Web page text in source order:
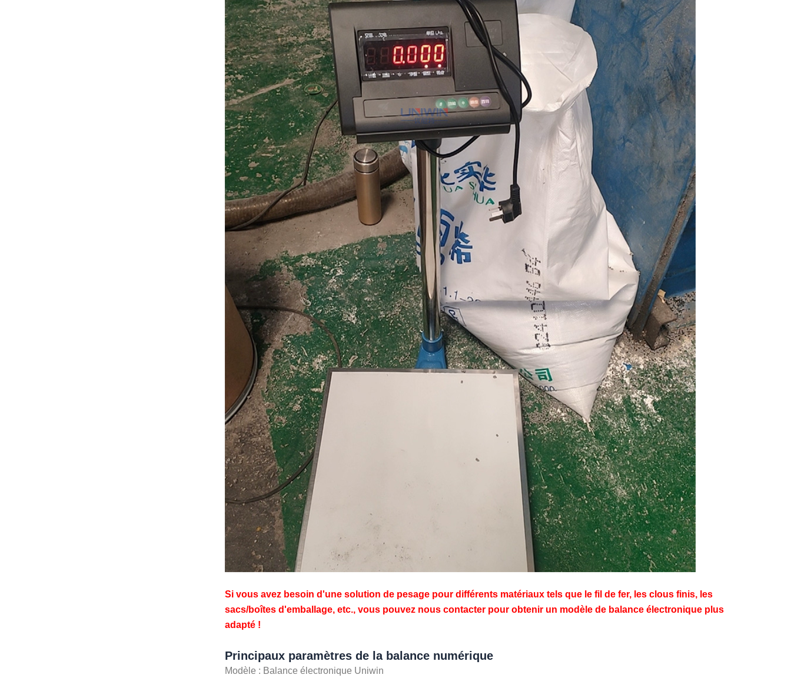
Si vous avez besoin d'une solution de pesage pour différents matériaux tels que le fil de fer, les clous finis, les
sacs/boîtes d'emballage, etc., vous pouvez nous contacter pour obtenir un modèle de balance électronique plus
adapté !
Principaux paramètres de la balance numérique
Modèle : Balance électronique Uniwin